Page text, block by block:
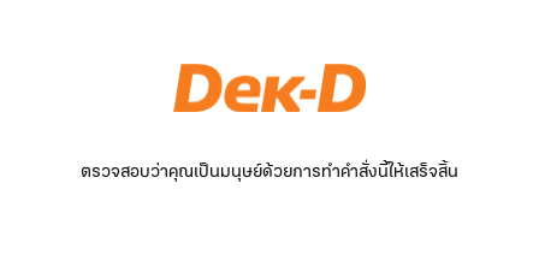
ตรวจสอบว่าคุณเป็นมนุษย์ด้วยการทำคำสั่งนี้ให้เสร็จสิ้น